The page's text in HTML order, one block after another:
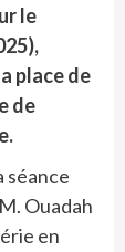
le
place de
de
séance
Ouadah
en